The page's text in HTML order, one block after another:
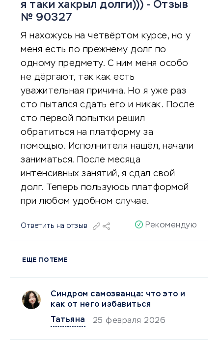
я таки хакрыл долги))) - Отзыв
№ 90327
Я нахожусь на четвёртом курсе, но у
меня есть по прежнему долг по
одному предмету. С ним меня особо
не дёргают, так как есть
уважительная причина. Но я уже раз
сто пытался сдать его и никак. После
сто первой попытки решил
обратиться на платформу за
помощью. Исполнителя нашёл, начали
заниматься. После месяца
интенсивных занятий, я сдал свой
долг. Теперь пользуюсь платформой
при любом удобном случае.
Ответить на отзыв Рекомендую
ЕЩЕ ПО ТЕМЕ
Синдром самозванца: что это и
как от него избавиться
Татьяна
25 февраля 2026